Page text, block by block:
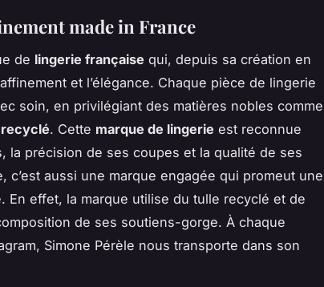
made in France
de lingerie française qui, depuis sa création en
et l’élégance. Chaque pièce de lingerie
soin, en privilégiant des matières nobles comme
. Cette marque de lingerie est reconnue
la précision de ses coupes et la qualité de ses
c’est aussi une marque engagée qui promeut une
En effet, la marque utilise du tulle recyclé et de
de ses soutiens-gorge. À chaque
Simone Pérèle nous transporte dans son